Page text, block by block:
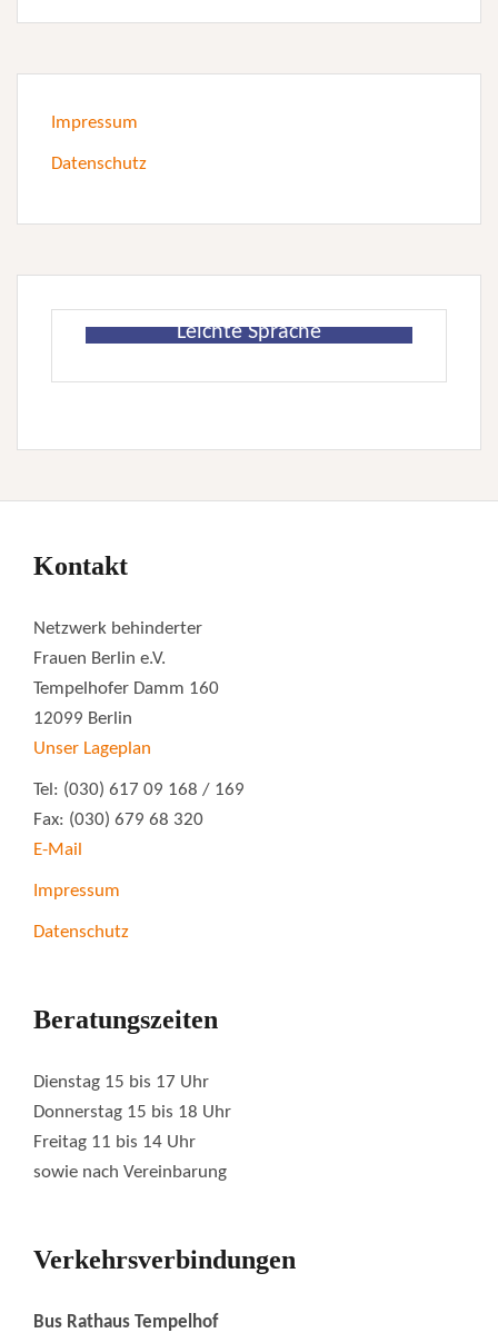
Impressum
Datenschutz
Leichte Sprache
Kontakt
Netzwerk behinderter
Frauen Berlin e.V.
Tempelhofer Damm 160
12099 Berlin
Unser Lageplan
Tel: (030) 617 09 168 / 169
Fax: (030) 679 68 320
E-Mail
Impressum
Datenschutz
Beratungszeiten
Dienstag 15 bis 17 Uhr
Donnerstag 15 bis 18 Uhr
Freitag 11 bis 14 Uhr
sowie nach Vereinbarung
Verkehrsverbindungen
Bus Rathaus Tempelhof